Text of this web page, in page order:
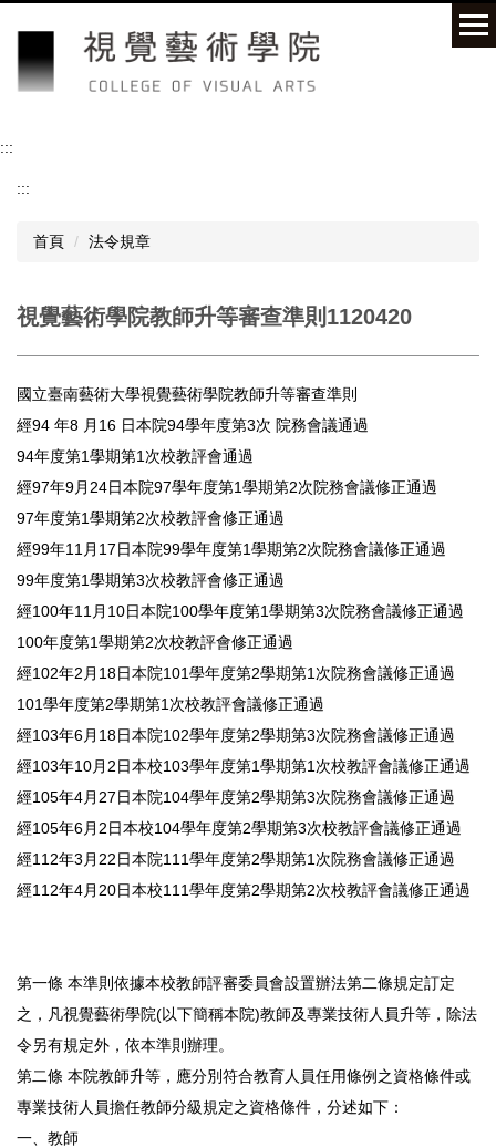
主
要
區
:::
:::
首頁 法令規章
視覺藝術學院教師升等審查準則1120420
國立臺南藝術大學視覺藝術學院教師升等審查準則
經94 年8 月16 日本院94學年度第3次 院務會議通過
94年度第1學期第1次校教評會通過
經97年9月24日本院97學年度第1學期第2次院務會議修正通過
97年度第1學期第2次校教評會修正通過
經99年11月17日本院99學年度第1學期第2次院務會議修正通過
99年度第1學期第3次校教評會修正通過
經100年11月10日本院100學年度第1學期第3次院務會議修正通過
100年度第1學期第2次校教評會修正通過
經102年2月18日本院101學年度第2學期第1次院務會議修正通過
101學年度第2學期第1次校教評會議修正通過
經103年6月18日本院102學年度第2學期第3次院務會議修正通過
經103年10月2日本校103學年度第1學期第1次校教評會議修正通過
經105年4月27日本院104學年度第2學期第3次院務會議修正通過
經105年6月2日本校104學年度第2學期第3次校教評會議修正通過
經112年3月22日本院111學年度第2學期第1次院務會議修正通過
經112年4月20日本校111學年度第2學期第2次校教評會議修正通過
第一條 本準則依據本校教師評審委員會設置辦法第二條規定訂定
之，凡視覺藝術學院(以下簡稱本院)教師及專業技術人員升等，除法
令另有規定外，依本準則辦理。
第二條 本院教師升等，應分別符合教育人員任用條例之資格條件或
專業技術人員擔任教師分級規定之資格條件，分述如下：
一、教師